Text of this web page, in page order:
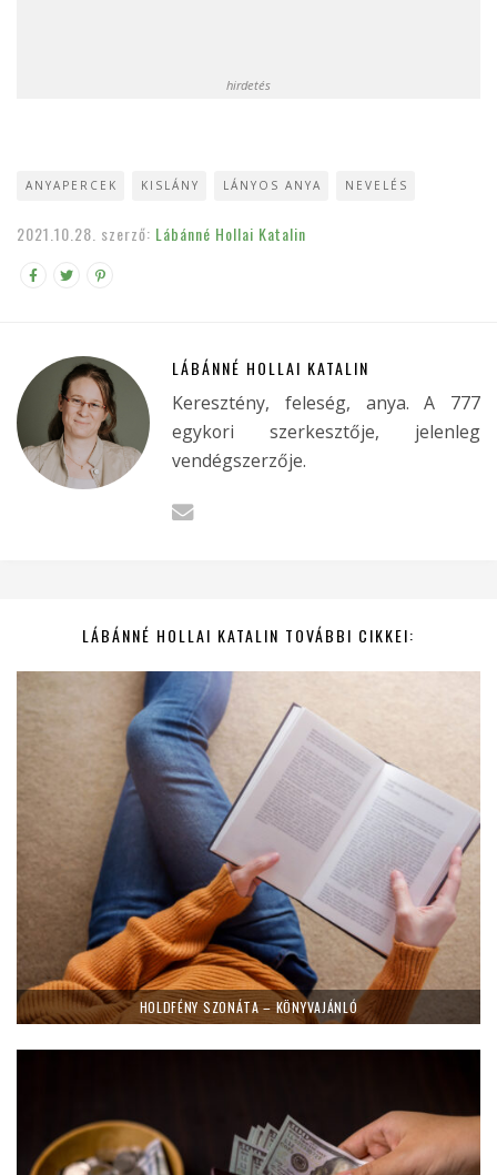
hirdetés
ANYAPERCEK KISLÁNY LÁNYOS ANYA NEVELÉS
2021.10.28. szerző: Lábánné Hollai Katalin
LÁBÁNNÉ HOLLAI KATALIN
Keresztény, feleség, anya. A 777
egykori szerkesztője, jelenleg
vendégszerzője.
LÁBÁNNÉ HOLLAI KATALIN TOVÁBBI CIKKEI:
HOLDFÉNY SZONÁTA – KÖNYVAJÁNLÓ